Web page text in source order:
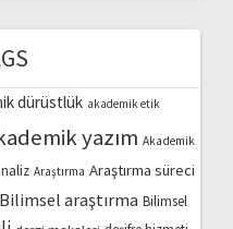
dürüstlük akademik etik
yazım Akademik
Araştırma Araştırma süreci
Bilimsel araştırma Bilimsel